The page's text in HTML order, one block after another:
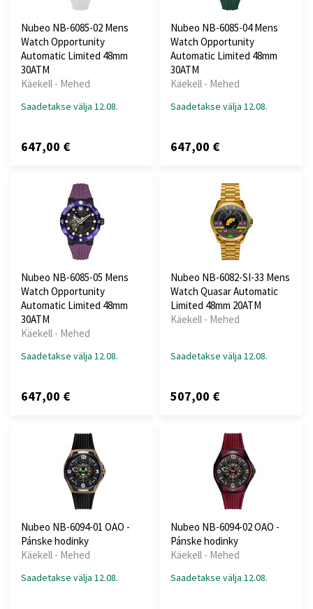
Nubeo NB-6085-02 Mens
Watch Opportunity
Automatic Limited 48mm
30ATM
Käekell - Mehed
Saadetakse välja 12.08.
647,00 €
Nubeo NB-6085-04 Mens
Watch Opportunity
Automatic Limited 48mm
30ATM
Käekell - Mehed
Saadetakse välja 12.08.
647,00 €
Nubeo NB-6085-05 Mens
Watch Opportunity
Automatic Limited 48mm
30ATM
Käekell - Mehed
Saadetakse välja 12.08.
647,00 €
Nubeo NB-6082-SI-33 Mens
Watch Quasar Automatic
Limited 48mm 20ATM
Käekell - Mehed
Saadetakse välja 12.08.
507,00 €
Nubeo NB-6094-01 OAO -
Pánske hodinky
Käekell - Mehed
Saadetakse välja 12.08.
Nubeo NB-6094-02 OAO -
Pánske hodinky
Käekell - Mehed
Saadetakse välja 12.08.